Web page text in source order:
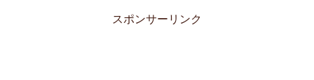
スポンサーリンク